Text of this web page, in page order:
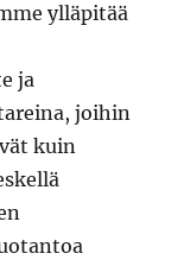
ylläpitää
ja
joihin
kuin